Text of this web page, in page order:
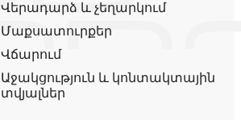
Վերադարձ և չեղարկում
Մաքսատուրքեր
Վճարում
Աջակցություն և կոնտակտային
տվյալներ